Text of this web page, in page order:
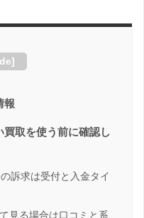
]
報
取を使う前に確認し
訴求は受付と入金タイ
見る場合は口コミと系